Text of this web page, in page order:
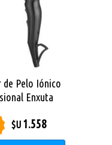
de Pelo Iónico
Enxuta
$U 1.558